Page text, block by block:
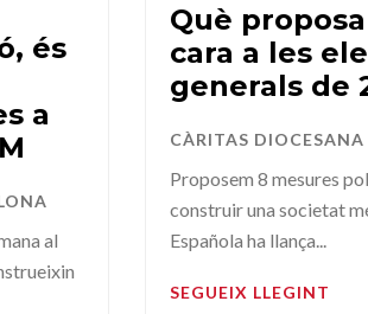
és
a
al
Què
cara a les
generals de
CÀRITAS
Proposem 8 mesures
construir una societat
Española ha llança...
SEGUEIX LLEGINT